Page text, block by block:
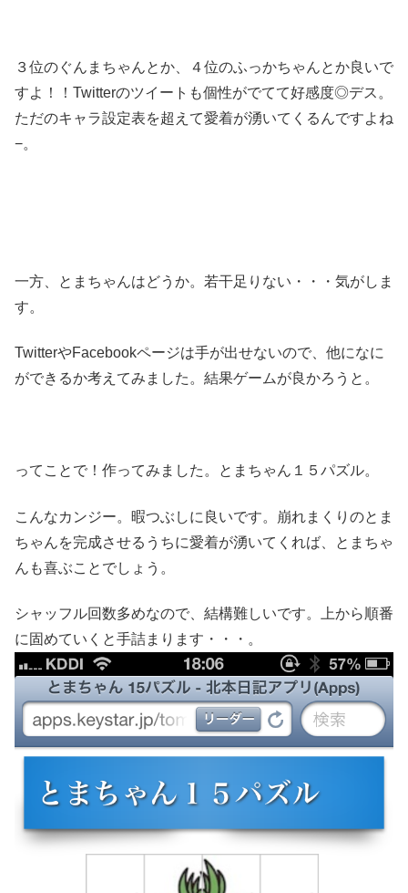
３位のぐんまちゃんとか、４位のふっかちゃんとか良いで
すよ！！Twitterのツイートも個性がでてて好感度◎デス。
ただのキャラ設定表を超えて愛着が湧いてくるんですよね
−。
一方、とまちゃんはどうか。若干足りない・・・気がしま
す。
TwitterやFacebookページは手が出せないので、他になに
ができるか考えてみました。結果ゲームが良かろうと。
ってことで！作ってみました。とまちゃん１５パズル。
こんなカンジー。暇つぶしに良いです。崩れまくりのとま
ちゃんを完成させるうちに愛着が湧いてくれば、とまちゃ
んも喜ぶことでしょう。
シャッフル回数多めなので、結構難しいです。上から順番
に固めていくと手詰まります・・・。